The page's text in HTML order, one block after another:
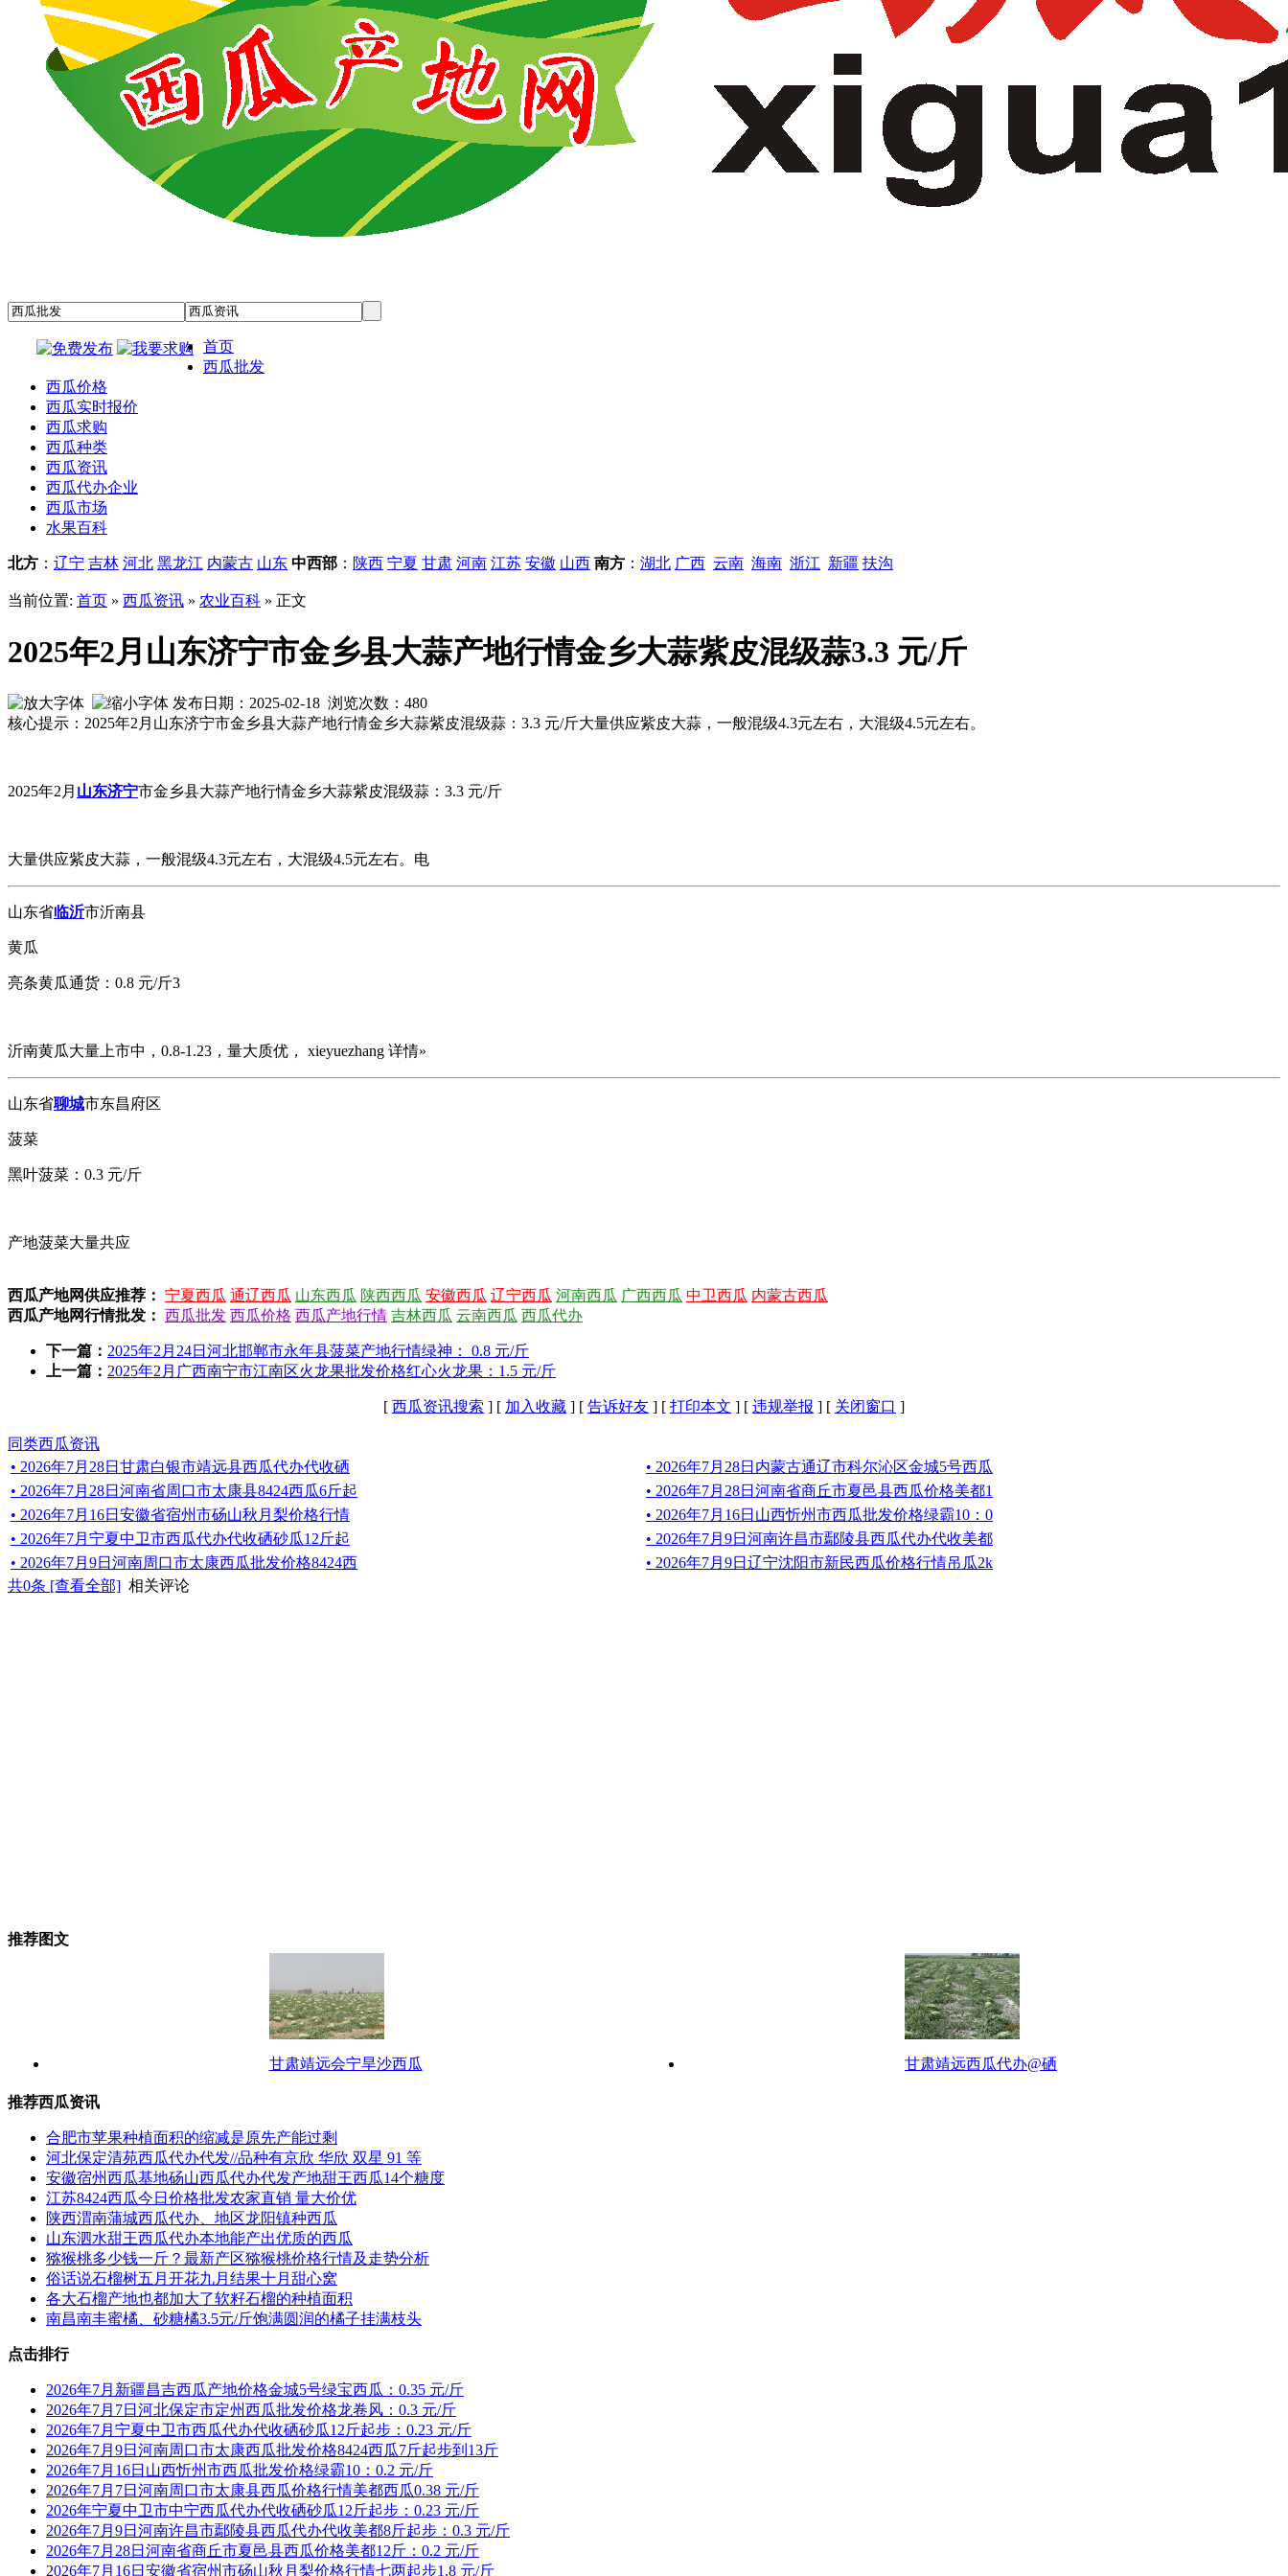
首页
西瓜批发
西瓜价格
西瓜实时报价
西瓜求购
西瓜种类
西瓜资讯
西瓜代办企业
西瓜市场
水果百科
北方 ： 辽宁 吉林 河北 黑龙江 内蒙古 山东 中西部 ： 陕西 宁夏 甘肃 河南 江苏 安徽 山西 南方 ： 湖北 广西 云南 海南 浙江 新疆 扶沟
当前位置: 首页 » 西瓜资讯 » 农业百科 » 正文
2025年2月山东济宁市金乡县大蒜产地行情金乡大蒜紫皮混级蒜3.3 元/斤
发布日期：2025-02-18 浏览次数： 480
核心提示：2025年2月山东济宁市金乡县大蒜产地行情金乡大蒜紫皮混级蒜：3.3 元/斤大量供应紫皮大蒜，一般混级4.3元左右，大混级4.5元左右。
2025年2月 山东济宁市金乡县大蒜产地行情金乡大蒜紫皮混级蒜：3.3 元/斤
大量供应紫皮大蒜，一般混级4.3元左右，大混级4.5元左右。电
山东省临沂市沂南县
黄瓜
亮条黄瓜通货：0.8 元/斤3
沂南黄瓜大量上市中，0.8-1.23，量大质优， xieyuezhang 详情»
山东省聊城市东昌府区
菠菜
黑叶菠菜：0.3 元/斤
产地菠菜大量共应
西瓜产地网供应推荐： 宁夏西瓜 通辽西瓜 山东西瓜 陕西西瓜 安徽西瓜 辽宁西瓜 河南西瓜 广西西瓜 中卫西瓜 内蒙古西瓜
西瓜产地网行情批发： 西瓜批发 西瓜价格 西瓜产地行情 吉林西瓜 云南西瓜 西瓜代办
下一篇： 2025年2月24日河北邯郸市永年县菠菜产地行情绿神： 0.8 元/斤
上一篇： 2025年2月广西南宁市江南区火龙果批发价格红心火龙果：1.5 元/斤
[ 西瓜资讯搜索 ] [ 加入收藏 ] [ 告诉好友 ] [ 打印本文 ] [ 违规举报 ] [ 关闭窗口 ]
同类西瓜资讯
• 2026年7月28日甘肃白银市靖远县西瓜代办代收硒
• 2026年7月28日内蒙古通辽市科尔沁区金城5号西瓜
• 2026年7月28日河南省周口市太康县8424西瓜6斤起
• 2026年7月28日河南省商丘市夏邑县西瓜价格美都1
• 2026年7月16日安徽省宿州市砀山秋月梨价格行情
• 2026年7月16日山西忻州市西瓜批发价格绿霸10：0
• 2026年7月宁夏中卫市西瓜代办代收硒砂瓜12斤起
• 2026年7月9日河南许昌市鄢陵县西瓜代办代收美都
• 2026年7月9日河南周口市太康西瓜批发价格8424西
• 2026年7月9日辽宁沈阳市新民西瓜价格行情吊瓜2k
共0条 [查看全部] 相关评论
推荐图文
甘肃靖远会宁旱沙西瓜 甘肃靖远西瓜代办@硒
推荐西瓜资讯
合肥市苹果种植面积的缩减是原先产能过剩
河北保定清苑西瓜代办代发//品种有京欣 华欣 双星 91 等
安徽宿州西瓜基地砀山西瓜代办代发产地甜王西瓜14个糖度
江苏8424西瓜今日价格批发农家直销 量大价优
陕西渭南蒲城西瓜代办、地区龙阳镇种西瓜
山东泗水甜王西瓜代办本地能产出优质的西瓜
猕猴桃多少钱一斤？最新产区猕猴桃价格行情及走势分析
俗话说石榴树五月开花九月结果十月甜心窝
各大石榴产地也都加大了软籽石榴的种植面积
南昌南丰蜜橘、砂糖橘3.5元/斤饱满圆润的橘子挂满枝头
点击排行
2026年7月新疆昌吉西瓜产地价格金城5号绿宝西瓜：0.35 元/斤
2026年7月7日河北保定市定州西瓜批发价格龙卷风：0.3 元/斤
2026年7月宁夏中卫市西瓜代办代收硒砂瓜12斤起步：0.23 元/斤
2026年7月9日河南周口市太康西瓜批发价格8424西瓜7斤起步到13斤
2026年7月16日山西忻州市西瓜批发价格绿霸10：0.2 元/斤
2026年7月7日河南周口市太康县西瓜价格行情美都西瓜0.38 元/斤
2026年宁夏中卫市中宁西瓜代办代收硒砂瓜12斤起步：0.23 元/斤
2026年7月9日河南许昌市鄢陵县西瓜代办代收美都8斤起步：0.3 元/斤
2026年7月28日河南省商丘市夏邑县西瓜价格美都12斤：0.2 元/斤
2026年7月16日安徽省宿州市砀山秋月梨价格行情七两起步1.8 元/斤